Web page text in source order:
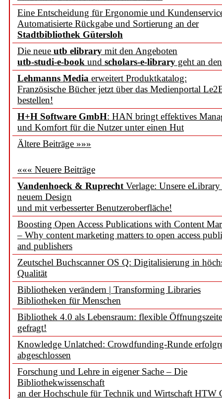
Eine Entscheidung für Ergonomie und
Automatisierte Rückgabe und Sortierung an der
Stadtbibliothek Gütersloh
Die neue utb elibrary mit den Angeboten
utb-studi-e-book und scholars-e-library geht an
Lehmanns Media erweitert Produktkatalog:
Französische Bücher jetzt über das Medienportal
bestellen!
H+H Software GmbH: HAN bringt effektives
und Komfort für die Nutzer unter einen Hut
Ältere Beiträge »»»
««« Neuere Beiträge
Vandenhoeck & Ruprecht Verlage: Unsere
neuem Design
und mit verbesserter Benutzeroberfläche!
Boosting Open Access Publications with Content
– Why content marketing matters to open access
and publishers
Zeutschel Buchscanner OS Q: Digitalisierung in
Qualität
Bibliotheken verändern | Transforming Libraries
Bibliotheken für Menschen
Bibliothek 4.0 als Lebensraum: flexible
gefragt!
Knowledge Unlatched: Crowdfunding-Runde
abgeschlossen
Forschung und Lehre in eigener Sache – Die
Bibliothekwissenschaft
an der Hochschule für Technik und Wirtschaft HTW